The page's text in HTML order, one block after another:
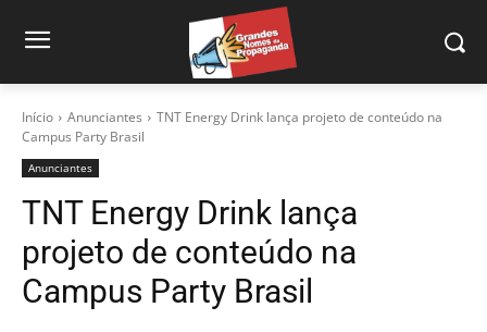
Início Anunciantes
TNT Energy Drink lança projeto de conteúdo na
Campus Party Brasil
Anunciantes
TNT Energy Drink lança
projeto de conteúdo na
Campus Party Brasil